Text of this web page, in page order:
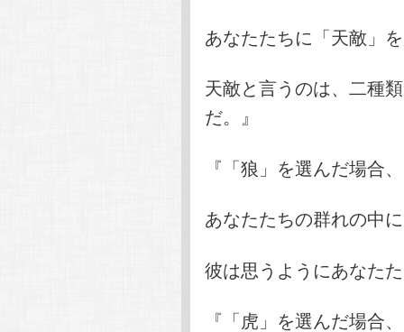
あなたたちに「天敵」
天敵と言うのは、二種
だ。』
『「狼」を選んだ場合
あなたたちの群れの中
彼は思うようにあなた
『「虎」を選んだ場合